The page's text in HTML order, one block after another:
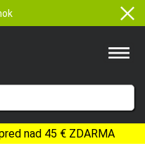
nad 45 € ZDARMA